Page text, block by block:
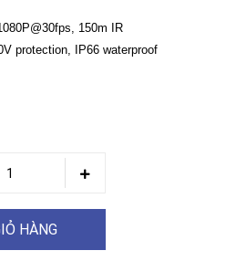
150m IR
protection, IP66 waterproof
HÀNG